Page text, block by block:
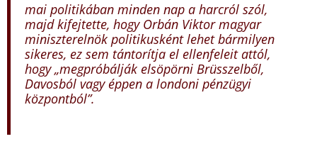
mai politikában minden nap a harcról szól,
majd kifejtette, hogy Orbán Viktor magyar
miniszterelnök politikusként lehet bármilyen
sikeres, ez sem tántorítja el ellenfeleit attól,
hogy„megpróbálják elsöpörni Brüsszelből,
Davosból vagy éppen a londoni pénzügyi
központból”.